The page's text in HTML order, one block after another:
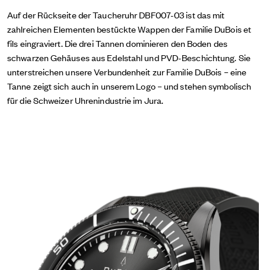
Auf der Rückseite der Taucheruhr DBF007-03 ist das mit
zahlreichen Elementen bestückte Wappen der Familie DuBois et
fils eingraviert. Die drei Tannen dominieren den Boden des
schwarzen Gehäuses aus Edelstahl und PVD-Beschichtung. Sie
unterstreichen unsere Verbundenheit zur Familie DuBois – eine
Tanne zeigt sich auch in unserem Logo – und stehen symbolisch
für die Schweizer Uhrenindustrie im Jura.